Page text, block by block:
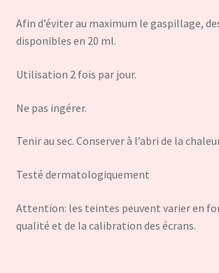
Afin d’éviter au maximum le gaspillage,
disponibles en 20 ml.
Utilisation 2 fois par jour.
Ne pas ingérer.
Tenir au sec. Conserver à l’abri de la
Testé dermatologiquement
Attention: les teintes peuvent varier en
qualité et de la calibration des écrans.